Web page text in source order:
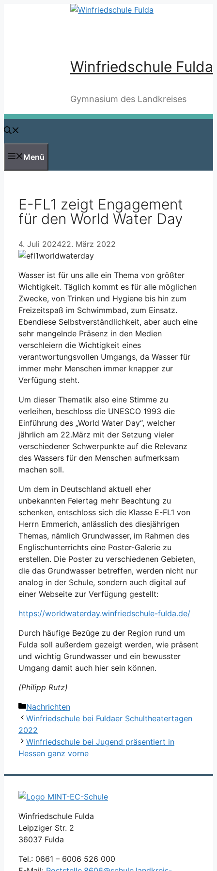
Winfriedschule Fulda
Gymnasium des Landkreises
Menü
E-FL1 zeigt Engagement
für den World Water Day
4. Juli 202422. März 2022
Wasser ist für uns alle ein Thema von größter
Wichtigkeit. Täglich kommt es für alle möglichen
Zwecke, von Trinken und Hygiene bis hin zum
Freizeitspaß im Schwimmbad, zum Einsatz.
Ebendiese Selbstverständlichkeit, aber auch eine
sehr mangelnde Präsenz in den Medien
verschleiern die Wichtigkeit eines
verantwortungsvollen Umgangs, da Wasser für
immer mehr Menschen immer knapper zur
Verfügung steht.
Um dieser Thematik also eine Stimme zu
verleihen, beschloss die UNESCO 1993 die
Einführung des „World Water Day“, welcher
jährlich am 22.März mit der Setzung vieler
verschiedener Schwerpunkte auf die Relevanz
des Wassers für den Menschen aufmerksam
machen soll.
Um dem in Deutschland aktuell eher
unbekannten Feiertag mehr Beachtung zu
schenken, entschloss sich die Klasse E-FL1 von
Herrn Emmerich, anlässlich des diesjährigen
Themas, nämlich Grundwasser, im Rahmen des
Englischunterrichts eine Poster-Galerie zu
erstellen. Die Poster zu verschiedenen Gebieten,
die das Grundwasser betreffen, werden nicht nur
analog in der Schule, sondern auch digital auf
einer Webseite zur Verfügung gestellt:
https://worldwaterday.winfriedschule-fulda.de/
Durch häufige Bezüge zu der Region rund um
Fulda soll außerdem gezeigt werden, wie präsent
und wichtig Grundwasser und ein bewusster
Umgang damit auch hier sein können.
(Philipp Rutz)
Kategorien
Nachrichten
Winfriedschule bei Fuldaer Schultheatertagen
2022
Winfriedschule bei Jugend präsentiert in
Hessen ganz vorne
Winfriedschule Fulda
Leipziger Str. 2
36037 Fulda
Tel.: 0661 – 6006 526 000